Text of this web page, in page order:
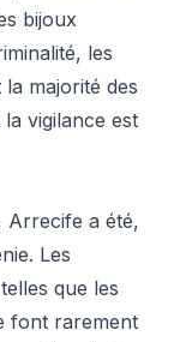
bijoux
les
majorité des
vigilance est
Arrecife a été,
Les
que les
font rarement